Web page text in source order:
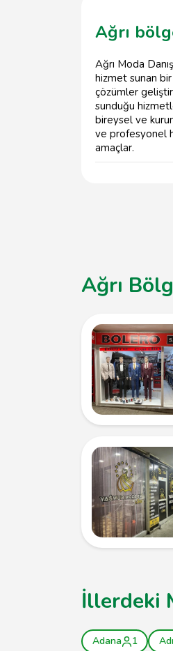
Ağrı
Ağrı Moda
hizmet sunan
çözümler
sunduğu
bireysel ve
ve profesyonel
amaçlar.
Ağrı
İllerdeki
Adana 1